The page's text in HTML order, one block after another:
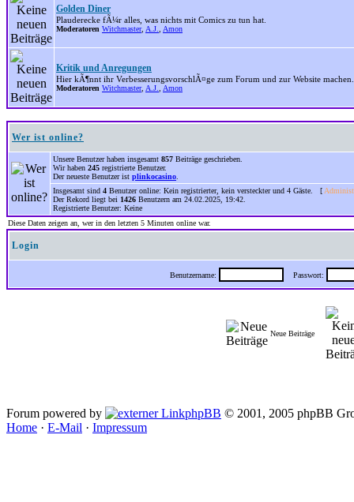
Golden Diner
Plauderecke fÃ¼r alles, was nichts mit Comics zu tun hat.
Moderatoren Witchmaster, A.J. Amon
Kritik und Anregungen
Hier kÃ¶nnt ihr VerbesserungsvorschlÃ¤ge zum Forum und zur Website machen.
Moderatoren Witchmaster, A.J. Amon
Wer ist online?
Unsere Benutzer haben insgesamt 857 Beiträge geschrieben.
Wir haben 245 registrierte Benutzer.
Der neueste Benutzer ist plinkocasino
Insgesamt sind 4 Benutzer online: Kein registrierter, kein versteckter und 4 Gäste. [
Der Rekord liegt bei 1426 Benutzern am 24.02.2025, 19:42.
Registrierte Benutzer: Keine
Diese Daten zeigen an, wer in den letzten 5 Minuten online war.
Login
Benutzername: Passwort:
Neue Beiträge
Forum powered by phpBB © 2001, 2005 phpBB
Home · E-Mail · Impressum